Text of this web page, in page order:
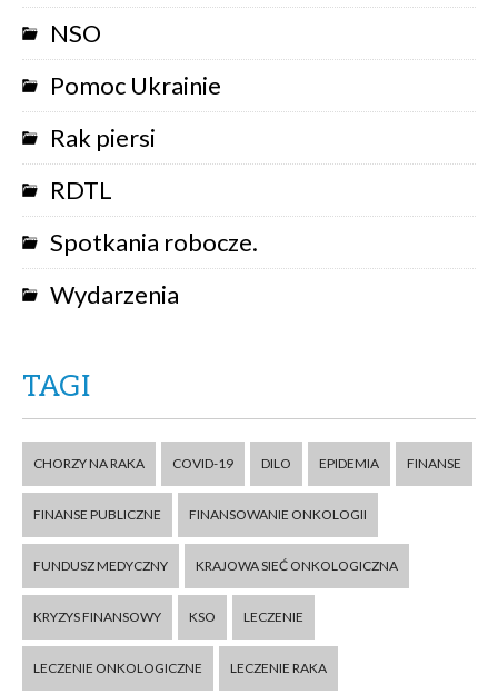
NSO
Pomoc Ukrainie
Rak piersi
RDTL
Spotkania robocze.
Wydarzenia
TAGI
CHORZY NA RAKA COVID-19 DILO EPIDEMIA FINANSE
FINANSE PUBLICZNE FINANSOWANIE ONKOLOGII
FUNDUSZ MEDYCZNY KRAJOWA SIEĆ ONKOLOGICZNA
KRYZYS FINANSOWY KSO LECZENIE
LECZENIE ONKOLOGICZNE LECZENIE RAKA